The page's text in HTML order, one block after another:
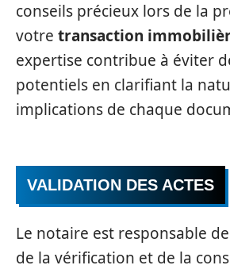
conseils précieux lors de la
votre transaction
expertise contribue à éviter
potentiels en clarifiant la
implications de chaque
VALIDATION DES ACTES
Le notaire est responsable
de la vérification et de la